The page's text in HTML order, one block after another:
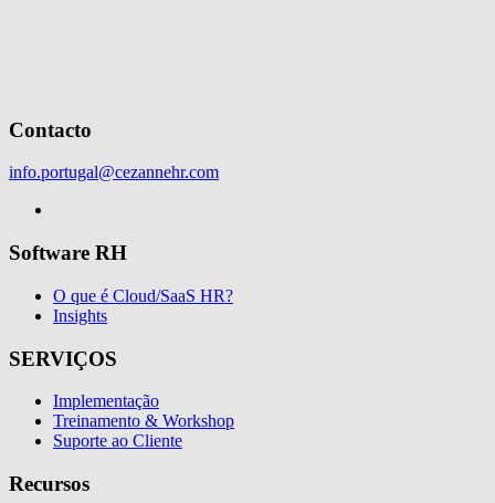
Contacto
info.portugal@cezannehr.com
Software RH
O que é Cloud/SaaS HR?
Insights
SERVIÇOS
Implementação
Treinamento & Workshop
Suporte ao Cliente
Recursos